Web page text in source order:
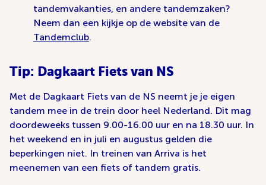
tandemvakanties, en andere tandemzaken?
Neem dan een kijkje op de website van de
Tandemclub.
Tip: Dagkaart Fiets van NS
Met de Dagkaart Fiets van de NS neemt je je eigen
tandem mee in de trein door heel Nederland. Dit mag
doordeweeks tussen 9.00-16.00 uur en na 18.30 uur. In
het weekend en in juli en augustus gelden die
beperkingen niet. In treinen van Arriva is het
meenemen van een fiets of tandem gratis.